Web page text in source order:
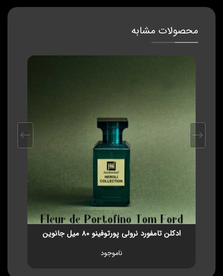
محصولات مشابه
ادکلن تامفورد نرولی پورتوفینو 80 میل جانوین
ناموجود